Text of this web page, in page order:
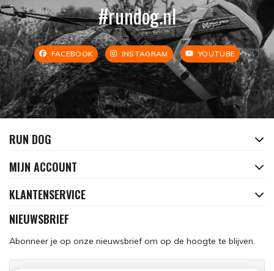
#rundog.nl
FACEBOOK INSTAGRAM YOUTUBE
RUN DOG
MIJN ACCOUNT
KLANTENSERVICE
NIEUWSBRIEF
Abonneer je op onze nieuwsbrief om op de hoogte te blijven.